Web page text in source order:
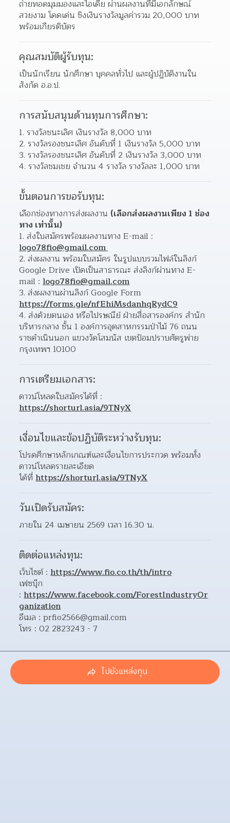
ถ่ายทอดมุมมองและไอเดีย ผ่านผลงานที่มีเอกลักษณ์
สวยงาม โดดเด่น ชิงเงินรางวัลมูลค่ารวม 20,000 บาท
พร้อมเกียรติบัตร
คุณสมบัติผู้รับทุน:
เป็นนักเรียน นักศึกษา บุคคลทั่วไป และผู้ปฏิบัติงานใน
สังกัด อ.อ.ป.
การสนับสนุนด้านทุนการศึกษา:
รางวัลชนะเลิศ เงินรางวัล 8,000 บาท
รางวัลรองชนะเลิศ อันดับที่ 1 เงินรางวัล 5,000 บาท
รางวัลรองชนะเลิศ อันดับที่ 2 เงินรางวัล 3,000 บาท
รางวัลชมเชย จำนวน 4 รางวัล รางวัลละ 1,000 บาท
ขั้นตอนการขอรับทุน:
เลือกช่องทางการส่งผลงาน (เลือกส่งผลงานเพียง 1 ช่อง
ทาง เท่านั้น)
logo78fio@gmail.com
ส่งผลงาน พร้อมใบสมัคร ในรูปแบบรวมไฟล์ในลิงก์
Google Drive เปิดเป็นสาธารณะ ส่งลิงก์ผ่านทาง E-
mail : logo78fio@gmail.com
https://forms.gle/nfEhiMsdanhqRydC9
ส่งด้วยตนเอง หรือไปรษณีย์ ฝ่ายสื่อสารองค์กร สำนัก
บริหารกลาง ชั้น 1 องค์การอุตสาหกรรมป่าไม้ 76 ถนน
ราชดำเนินนอก แขวงวัดโสมนัส เขตป้อมปราบศัตรูพ่าย
กรุงเทพฯ 10100
การเตรียมเอกสาร:
https://shorturl.asia/9TNyX
เงื่อนไขและข้อปฏิบัติระหว่างรับทุน:
โปรดศึกษาหลักเกณฑ์และเงื่อนไขการประกวด พร้อมทั้ง
ดาวน์โหลดรายละเอียด
ได้ที่ https://shorturl.asia/9TNyX
วันเปิดรับสมัคร:
ภายใน 24 เมษายน 2569 เวลา 16.30 น.
ติดต่อแหล่งทุน:
เว็บไซต์ : https://www.fio.co.th/th/intro
เฟซบุ๊ก
: https://www.facebook.com/ForestIndustryOr
ganization
อีเมล : prfio2566@gmail.com
โทร : 02 2823243 - 7
ไปยังแหล่งทุน